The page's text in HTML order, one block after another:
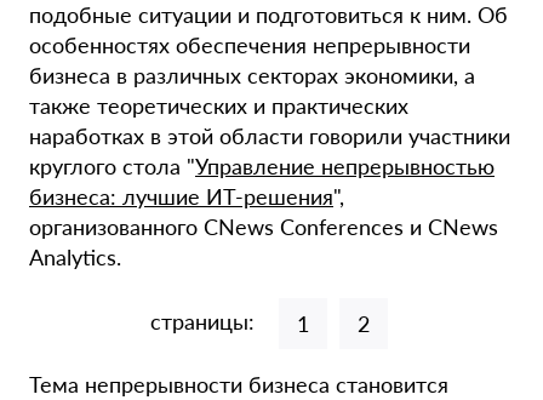
подобные ситуации и подготовиться к ним. Об
особенностях обеспечения непрерывности
бизнеса в различных секторах экономики, а
также теоретических и практических
наработках в этой области говорили участники
круглого стола "Управление непрерывностью
бизнеса: лучшие ИТ-решения",
организованного CNews Conferences и CNews
Analytics.
страницы: 1 2
Тема непрерывности бизнеса становится